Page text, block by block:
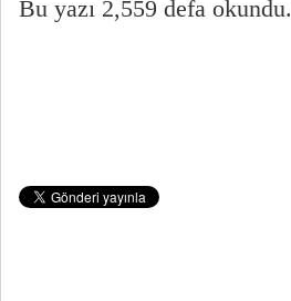
Bu yazı 2,559 defa okundu.